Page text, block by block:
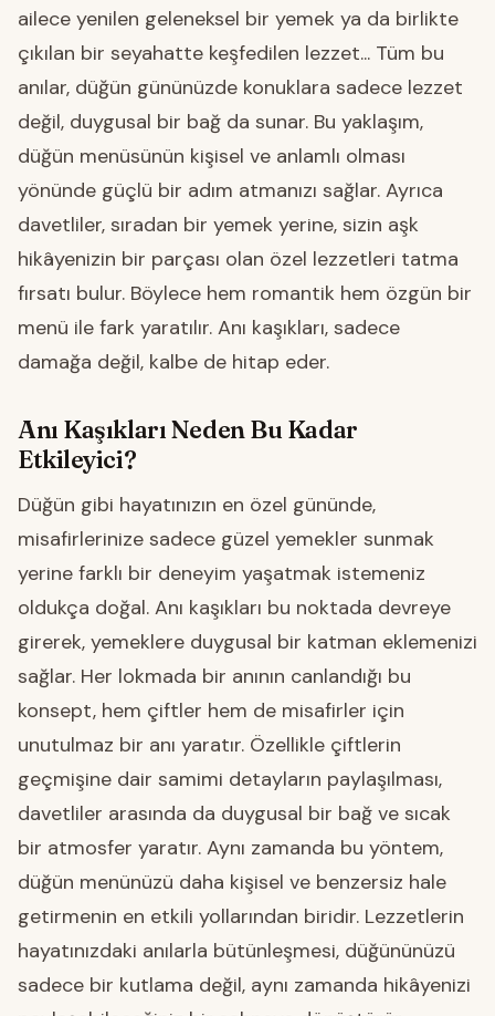
ailece yenilen geleneksel bir yemek ya da birlikte
çıkılan bir seyahatte keşfedilen lezzet... Tüm bu
anılar, düğün gününüzde konuklara sadece lezzet
değil, duygusal bir bağ da sunar. Bu yaklaşım,
düğün menüsünün kişisel ve anlamlı olması
yönünde güçlü bir adım atmanızı sağlar. Ayrıca
davetliler, sıradan bir yemek yerine, sizin aşk
hikâyenizin bir parçası olan özel lezzetleri tatma
fırsatı bulur. Böylece hem romantik hem özgün bir
menü ile fark yaratılır. Anı kaşıkları, sadece
damağa değil, kalbe de hitap eder.
Anı Kaşıkları Neden Bu Kadar
Etkileyici?
Düğün gibi hayatınızın en özel gününde,
misafirlerinize sadece güzel yemekler sunmak
yerine farklı bir deneyim yaşatmak istemeniz
oldukça doğal. Anı kaşıkları bu noktada devreye
girerek, yemeklere duygusal bir katman eklemenizi
sağlar. Her lokmada bir anının canlandığı bu
konsept, hem çiftler hem de misafirler için
unutulmaz bir anı yaratır. Özellikle çiftlerin
geçmişine dair samimi detayların paylaşılması,
davetliler arasında da duygusal bir bağ ve sıcak
bir atmosfer yaratır. Aynı zamanda bu yöntem,
düğün menünüzü daha kişisel ve benzersiz hale
getirmenin en etkili yollarından biridir. Lezzetlerin
hayatınızdaki anılarla bütünleşmesi, düğününüzü
sadece bir kutlama değil, aynı zamanda hikâyenizi